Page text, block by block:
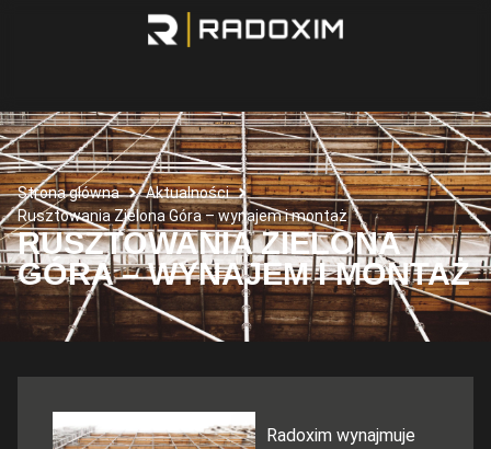
Strona główna
Aktualności
Rusztowania Zielona Góra – wynajem i montaż
RUSZTOWANIA ZIELONA
GÓRA – WYNAJEM I MONTAŻ
Radoxim wynajmuje